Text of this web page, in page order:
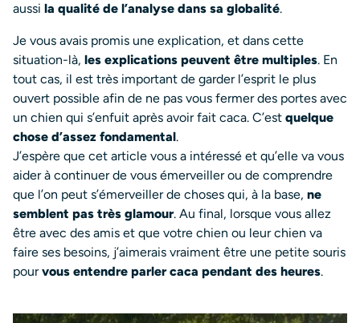
aussi la qualité de l’analyse dans sa globalité.
Je vous avais promis une explication, et dans cette
situation-là, les explications peuvent être multiples. En
tout cas, il est très important de garder l’esprit le plus
ouvert possible afin de ne pas vous fermer des portes avec
un chien qui s’enfuit après avoir fait caca. C’est quelque
chose d’assez fondamental.
J’espère que cet article vous a intéressé et qu’elle va vous
aider à continuer de vous émerveiller ou de comprendre
que l’on peut s’émerveiller de choses qui, à la base, ne
semblent pas très glamour. Au final, lorsque vous allez
être avec des amis et que votre chien ou leur chien va
faire ses besoins, j’aimerais vraiment être une petite souris
pourvous entendre parler caca pendant des heures.